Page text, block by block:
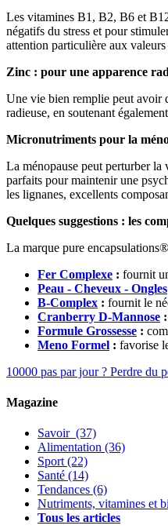
Les vitamines B1, B2, B6 et
négatifs du stress et pour
attention particulière aux
Zinc : pour une apparence
Une vie bien remplie peut avoir
radieuse, en soutenant
Micronutriments pour la
La ménopause peut perturber
parfaits pour maintenir une
les lignanes, excellents
Quelques suggestions : les
La marque pure
Fer Complexe : fournit
Peau - Cheveux - Ongles
B-Complex : fournit le
Cranberry D-Mannose :
Formule Grossesse :
Meno Formel : favorise
10000 pas par jour ? Perdre du
Magazine
Savoir (37)
Alimentation (36)
Sport(22)
Santé (14)
Tendances (6)
Nutriments, vitamines et
Tous les articles